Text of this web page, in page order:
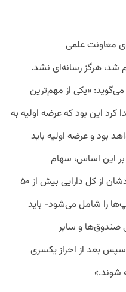
که از سوی معاونت علمی
شد، هرگز رسانه‌ای نشد.
می‌گوید: «یکی از مهم‌ترین
کرد این بود که عرضه اولیه به
بود و عرضه اولیه باید
این اساس، سهام
شرکت‌هایی که سهم دارایی نامشهودشان از کل دارایی بیش از ۵۰
را شامل می‌شود- باید
صندوق‌ها و سایر
بعد از احراز یکسری
شوند.»